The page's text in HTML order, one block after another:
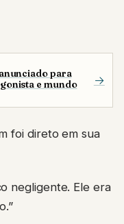
para
e mundo
→
foi direto em sua
negligente. Ele era